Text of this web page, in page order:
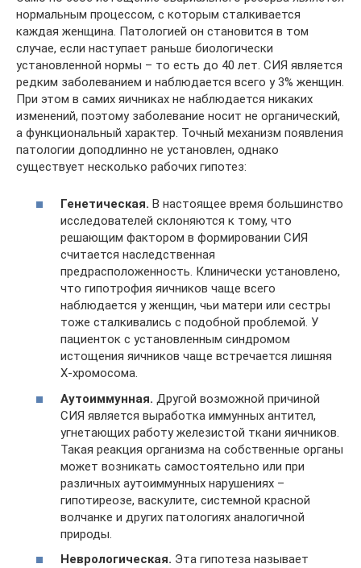
нормальным процессом, с которым сталкивается
каждая женщина. Патологией он становится в том
случае, если наступает раньше биологически
установленной нормы – то есть до 40 лет. СИЯ является
редким заболеванием и наблюдается всего у 3% женщин.
При этом в самих яичниках не наблюдается никаких
изменений, поэтому заболевание носит не органический,
а функциональный характер. Точный механизм появления
патологии доподлинно не установлен, однако
существует несколько рабочих гипотез:
Генетическая. В настоящее время большинство
исследователей склоняются к тому, что
решающим фактором в формировании СИЯ
считается наследственная
предрасположенность. Клинически установлено,
что гипотрофия яичников чаще всего
наблюдается у женщин, чьи матери или сестры
тоже сталкивались с подобной проблемой. У
пациенток с установленным синдромом
истощения яичников чаще встречается лишняя
Х-хромосома.
Аутоиммунная. Другой возможной причиной
СИЯ является выработка иммунных антител,
угнетающих работу железистой ткани яичников.
Такая реакция организма на собственные органы
может возникать самостоятельно или при
различных аутоиммунных нарушениях –
гипотиреозе, васкулите, системной красной
волчанке и других патологиях аналогичной
природы.
Неврологическая. Эта гипотеза называет